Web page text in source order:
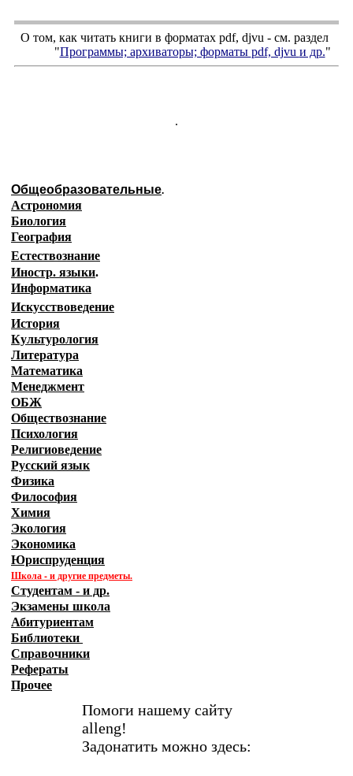
О том, как читать книги в форматах pdf, djvu - см. раздел
"Программы; архиваторы; форматы pdf, djvu и др."
.
Общеобразовательные.
Астрономия
Биология
География
Естествознание
Иностр. языки.
Информатика
Искусствоведение
История
Культурология
Литература
Математика
Менеджмент
ОБЖ
Обществознание
Психология
Религиоведение
Русский язык
Физика
Философия
Химия
Экология
Экономика
Юриспруденция
Школа - и другие предметы.
Студентам - и др.
Экзамены школа
Абитуриентам
Библиотеки
Справочники
Рефераты
Прочее
Помоги нашему сайту
alleng!
Задонатить можно здесь: